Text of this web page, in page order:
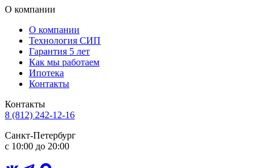
О компании
О компании
Технология СИП
Гарантия 5 лет
Как мы работаем
Ипотека
Контакты
Контакты
8 (812) 242-12-16
Санкт-Петербург
с 10:00 до 20:00